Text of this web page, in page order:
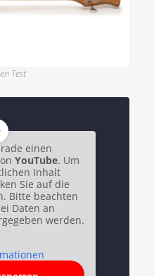
Test
einen
YouTube. Um
Inhalt
Sie auf die
Bitte beachten
Daten an
werden.